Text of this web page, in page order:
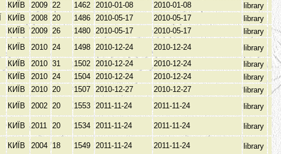
КИЇВ 2009 22 1462 2010-01-08 2010-01-08
library
КИЇВ 2008 20 1486 2010-05-17 2010-05-17
library
КИЇВ 2009 26 1480 2010-05-17 2010-05-17
library
КИЇВ 2010 24 1498 2010-12-24 2010-12-24
library
КИЇВ 2010 31 1502 2010-12-24 2010-12-24
library
КИЇВ 2010 24 1504 2010-12-24 2010-12-24
library
КИЇВ 2010 20 1507 2010-12-27 2010-12-27
library
КИЇВ 2002 20 1553 2011-11-24 2011-11-24 library
КИЇВ 2011 20 1534 2011-11-24 2011-11-24 library
КИЇВ 2004 18 1549 2011-11-24 2011-11-24 library